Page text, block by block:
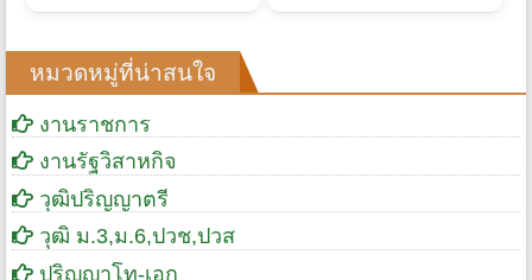
หมวดหมู่ที่น่าสนใจ
งานราชการ
งานรัฐวิสาหกิจ
วุฒิปริญญาตรี
วุฒิ ม.3,ม.6,ปวช,ปวส